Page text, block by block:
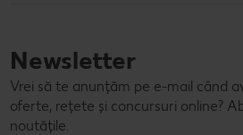
Newsletter
Vrei să te anunțăm pe e-mail când
oferte, rețete și concursuri online?
noutățile.